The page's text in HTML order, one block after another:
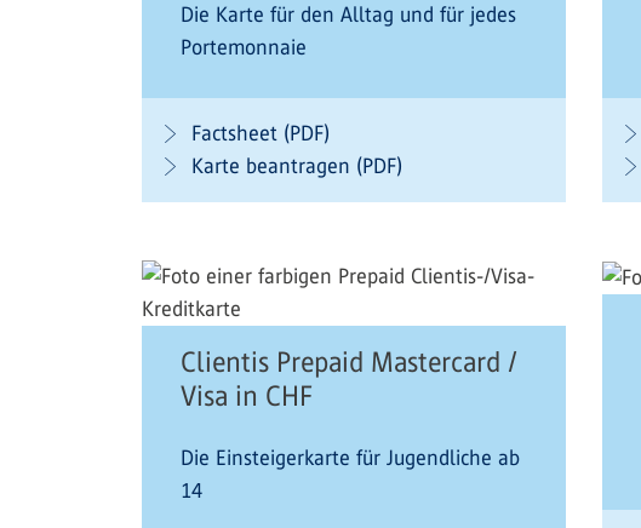
Die Karte für den Alltag und für jedes
Portemonnaie
Factsheet (PDF)
Karte beantragen (PDF)
Clientis Prepaid Mastercard /
Visa in CHF
Die Einsteigerkarte für Jugendliche ab
14